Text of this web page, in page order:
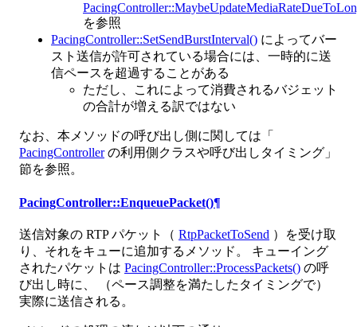
を参照
PacingController::SetSendBurstInterval() によってバー
スト送信が許可されている場合には、一時的に送
信ペースを超過することがある
ただし、これによって消費されるバジェット
の合計が増える訳ではない
なお、本メソッドの呼び出し側に関しては「
PacingControllerの利用側クラスや呼び出しタイミング」
節を参照。
PacingController::EnqueuePacket()¶
送信対象の RTP パケット（ RtpPacketToSend ）を受け取
り、それをキューに追加するメソッド。 キューイング
されたパケットは PacingController::ProcessPackets() の呼
び出し時に、 （ペース調整を満たしたタイミングで）
実際に送信される。